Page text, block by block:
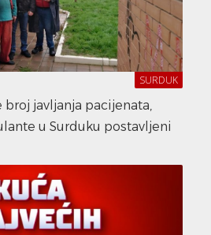
SURDUK
broj javljanja pacijenata,
u Surduku postavljeni